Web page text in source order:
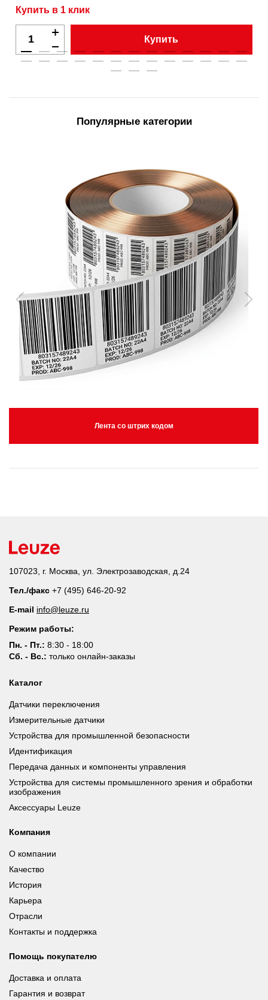
Купить в 1 клик
Купить
Популярные категории
Лента со штрих кодом
107023, г. Москва, ул. Электрозаводская, д.24
Тел./факс +7 (495) 646-20-92
E-mail info@leuze.ru
Режим работы:
Пн. - Пт.: 8:30 - 18:00
Сб. - Вс.: только онлайн-заказы
Каталог
Датчики переключения
Измерительные датчики
Устройства для промышленной безопасности
Идентификация
Передача данных и компоненты управления
Устройства для системы промышленного зрения и обработки
изображения
Аксессуары Leuze
Компания
О компании
Качество
История
Карьера
Отрасли
Контакты и поддержка
Помощь покупателю
Доставка и оплата
Гарантия и возврат